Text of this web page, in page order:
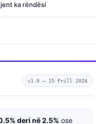
ka rëndësi
v1.0 — 15 Prill 2026
deri në 2.5% ose